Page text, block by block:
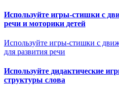
Используйте игры-стишки с
речи и моторики детей
Используйте игры-стишки с
для развития речи
Используйте дидактические
структуры слова